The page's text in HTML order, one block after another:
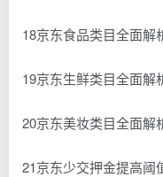
18京东食品类目全面解
19京东生鲜类目全面解
20京东美妆类目全面解
21京东少交押金提高阈